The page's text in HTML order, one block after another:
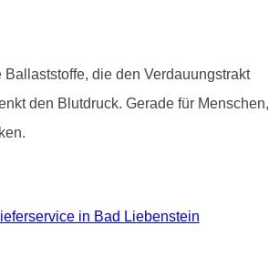
die den Verdauungstrakt
den Blutdruck. Gerade für Menschen,
in Bad Liebenstein